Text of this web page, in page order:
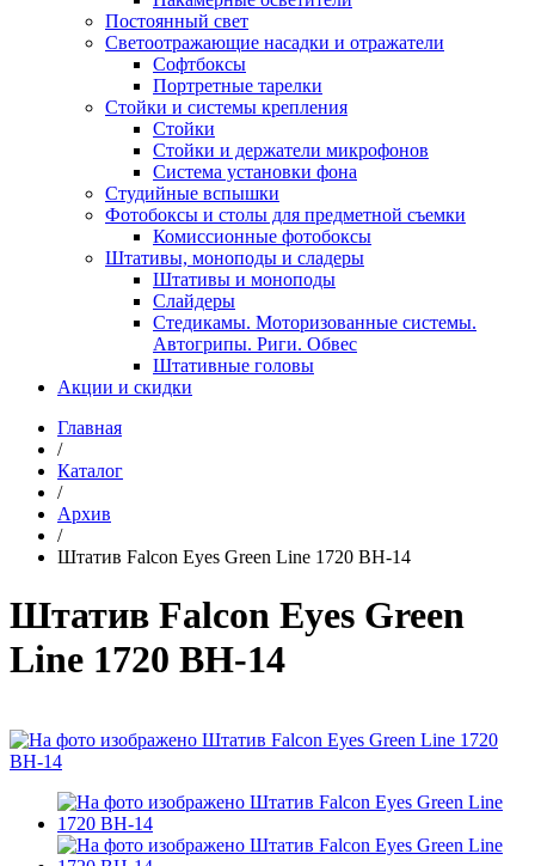
Постоянный свет
Светоотражающие насадки и отражатели
Софтбоксы
Портретные тарелки
Стойки и системы крепления
Стойки
Стойки и держатели микрофонов
Система установки фона
Студийные вспышки
Фотобоксы и столы для предметной съемки
Комиссионные фотобоксы
Штативы, моноподы и сладеры
Штативы и моноподы
Слайдеры
Стедикамы. Моторизованные системы.
Автогрипы. Риги. Обвес
Штативные головы
Акции и скидки
Главная
/
Каталог
/
Архив
/
Штатив Falcon Eyes Green Line 1720 BH-14
Штатив Falcon Eyes Green
Line 1720 BH-14